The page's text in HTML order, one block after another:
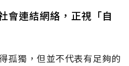
會連結網絡，正視「自
孤獨，但並不代表有足夠的